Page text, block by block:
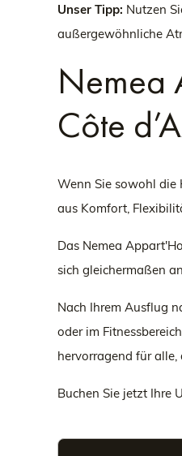
Unser Tipp: Nutzen
außergewöhnliche
Nemea
Côte
Wenn Sie sowohl die
aus Komfort,
Das Nemea
sich gleichermaßen
Nach Ihrem Ausflug
oder im
hervorragend für alle,
Buchen Sie jetzt Ihre